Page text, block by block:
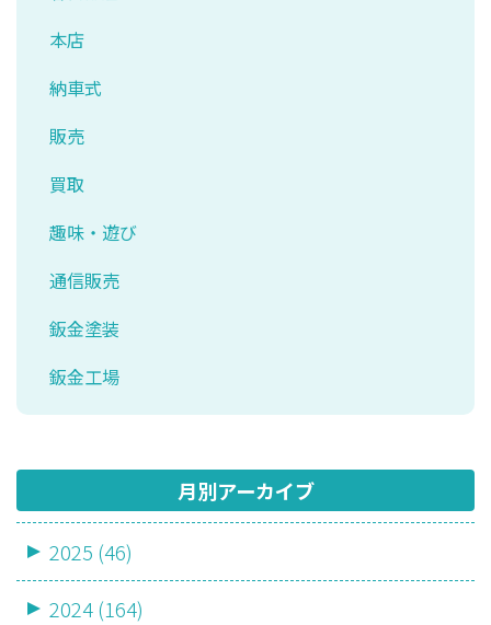
本店
納車式
販売
買取
趣味・遊び
通信販売
鈑金塗装
鈑金工場
月別アーカイブ
2025 (46)
2024 (164)